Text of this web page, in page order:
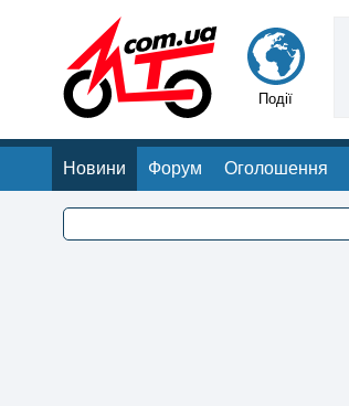
Події
Новини Форум Оголошення